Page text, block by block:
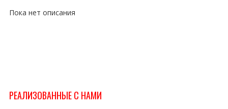
Пока нет описания
РЕАЛИЗОВАННЫЕ С НАМИ